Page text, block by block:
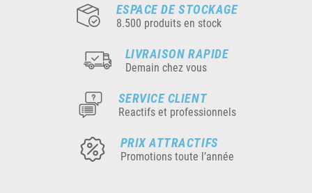
ESPACE DE STOCKAGE
8.500 produits en stock
LIVRAISON RAPIDE
Demain chez vous
SERVICE CLIENT
Reactifs et professionnels
PRIX ATTRACTIFS
Promotions toute l’année